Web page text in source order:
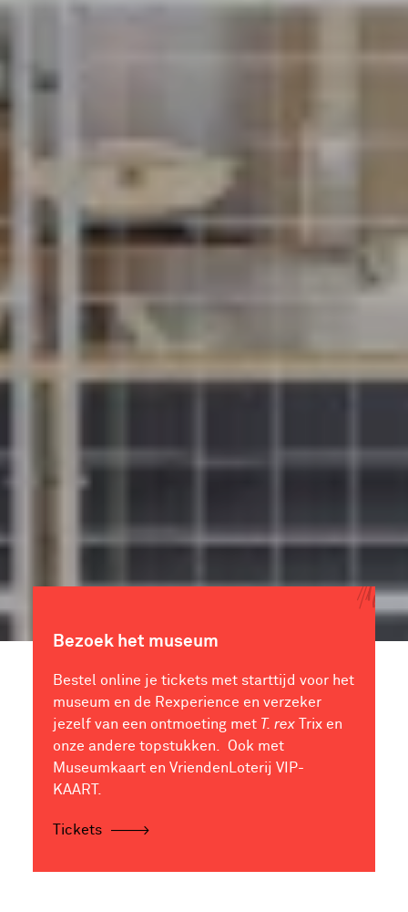
Bezoek het museum
Bestel online je tickets met starttijd voor het
museum en de Rexperience en verzeker
jezelf van een ontmoeting met T. rex Trix en
onze andere topstukken. Ook met
Museumkaart en VriendenLoterij VIP-
KAART.
Tickets